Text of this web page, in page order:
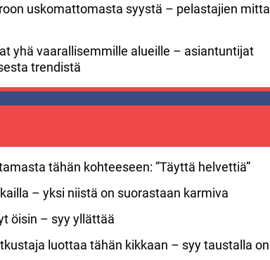
uskomattomasta syystä – pelastajien mitta
yhä vaarallisemmille alueille – asiantuntijat
trendistä
tähän kohteeseen: ”Täyttä helvettiä”
– yksi niistä on suorastaan karmiva
öisin – syy yllättää
luottaa tähän kikkaan – syy taustalla on